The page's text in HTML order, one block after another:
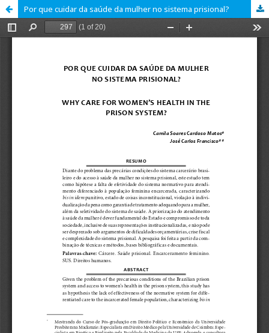
Por que cuidar da saúde da mulher no sistema prisional?